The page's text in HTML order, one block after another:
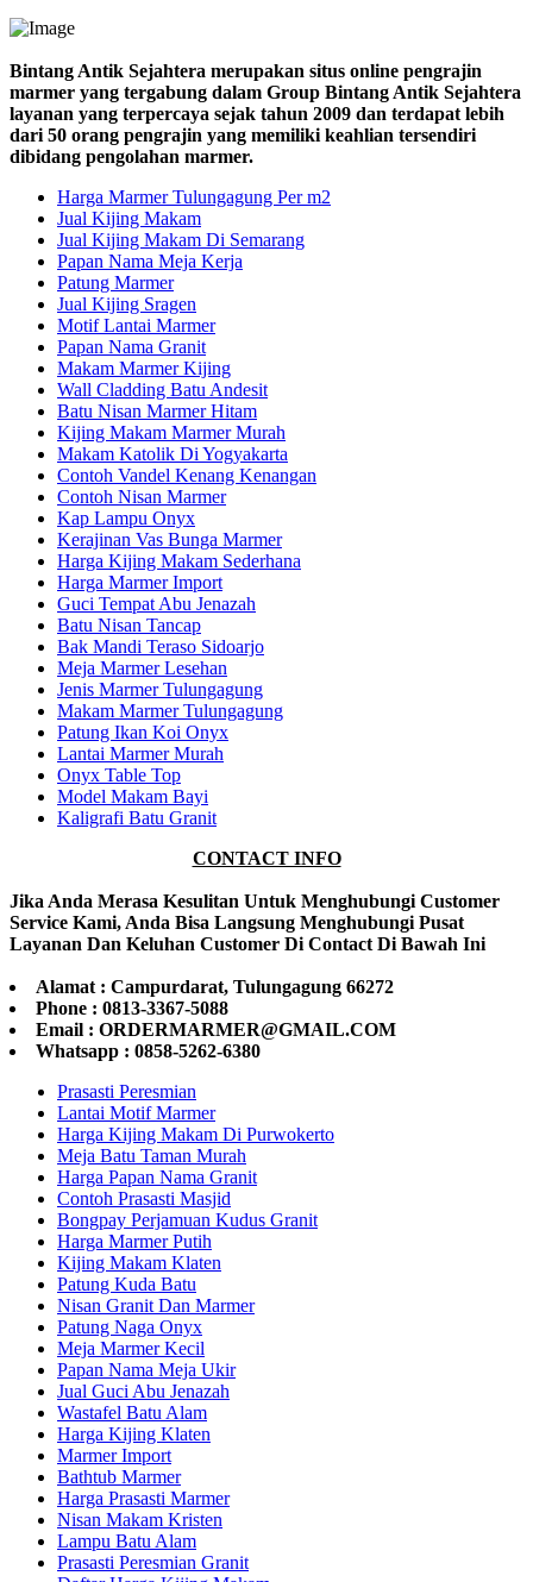
Bintang Antik Sejahtera merupakan situs online pengrajin
marmer yang tergabung dalam Group Bintang Antik Sejahtera
layanan yang terpercaya sejak tahun 2009 dan terdapat lebih
dari 50 orang pengrajin yang memiliki keahlian tersendiri
dibidang pengolahan marmer.
Harga Marmer Tulungagung Per m2
Jual Kijing Makam
Jual Kijing Makam Di Semarang
Papan Nama Meja Kerja
Patung Marmer
Jual Kijing Sragen
Motif Lantai Marmer
Papan Nama Granit
Makam Marmer Kijing
Wall Cladding Batu Andesit
Batu Nisan Marmer Hitam
Kijing Makam Marmer Murah
Makam Katolik Di Yogyakarta
Contoh Vandel Kenang Kenangan
Contoh Nisan Marmer
Kap Lampu Onyx
Kerajinan Vas Bunga Marmer
Harga Kijing Makam Sederhana
Harga Marmer Import
Guci Tempat Abu Jenazah
Batu Nisan Tancap
Bak Mandi Teraso Sidoarjo
Meja Marmer Lesehan
Jenis Marmer Tulungagung
Makam Marmer Tulungagung
Patung Ikan Koi Onyx
Lantai Marmer Murah
Onyx Table Top
Model Makam Bayi
Kaligrafi Batu Granit
CONTACT INFO
Jika Anda Merasa Kesulitan Untuk Menghubungi Customer
Service Kami, Anda Bisa Langsung Menghubungi Pusat
Layanan Dan Keluhan Customer Di Contact Di Bawah Ini
Alamat : Campurdarat, Tulungagung 66272
Phone : 0813-3367-5088
Email : ORDERMARMER@GMAIL.COM
Whatsapp : 0858-5262-6380
Prasasti Peresmian
Lantai Motif Marmer
Harga Kijing Makam Di Purwokerto
Meja Batu Taman Murah
Harga Papan Nama Granit
Contoh Prasasti Masjid
Bongpay Perjamuan Kudus Granit
Harga Marmer Putih
Kijing Makam Klaten
Patung Kuda Batu
Nisan Granit Dan Marmer
Patung Naga Onyx
Meja Marmer Kecil
Papan Nama Meja Ukir
Jual Guci Abu Jenazah
Wastafel Batu Alam
Harga Kijing Klaten
Marmer Import
Bathtub Marmer
Harga Prasasti Marmer
Nisan Makam Kristen
Lampu Batu Alam
Prasasti Peresmian Granit